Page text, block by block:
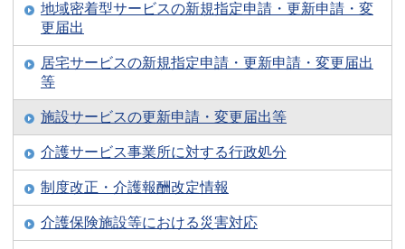
地域密着型サービスの新規指定申請・更新申請・変
更届出
居宅サービスの新規指定申請・更新申請・変更届出
等
施設サービスの更新申請・変更届出等
介護サービス事業所に対する行政処分
制度改正・介護報酬改定情報
介護保険施設等における災害対応